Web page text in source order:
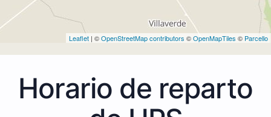
Leaflet | ©OpenStreetMap contributors ©OpenMapTiles © Parcello
Horario de reparto